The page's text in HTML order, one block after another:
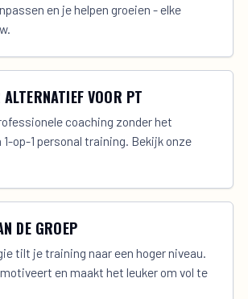
en je helpen groeien - elke
VOOR PT
coaching zonder het
op-1 personal training. Bekijk onze
DE GROEP
tilt je training naar een hoger niveau.
en maakt het leuker om vol te